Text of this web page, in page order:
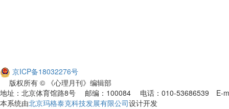
京ICP备18032276号
版权所有 © 《心理月刊》编辑部
地址：北京体育馆路8号 邮编：100084 电话：010-53686539 E-
本系统由北京玛格泰克科技发展有限公司设计开发